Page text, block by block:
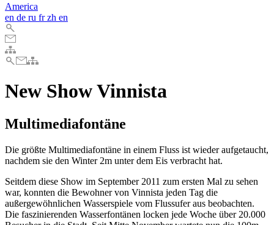
America
en de ru frzh en
New Show Vinnista
Multimediafontäne
Die größte Multimediafontäne in einem Fluss ist wieder aufgetaucht,
nachdem sie den Winter 2m unter dem Eis verbracht hat.
Seitdem diese Show im September 2011 zum ersten Mal zu sehen
war, konnten die Bewohner von Vinnista jeden Tag die
außergewöhnlichen Wasserspiele vom Flussufer aus beobachten.
Die faszinierenden Wasserfontänen locken jede Woche über 20.000